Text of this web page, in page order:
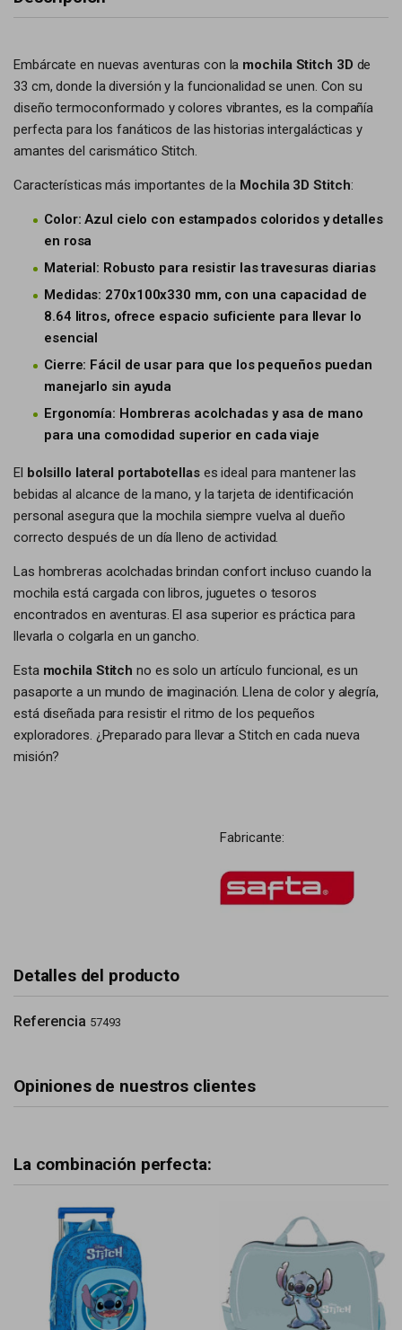
Embárcate en nuevas aventuras con la mochila Stitch 3D de
33 cm, donde la diversión y la funcionalidad se unen. Con su
diseño termoconformado y colores vibrantes, es la compañía
perfecta para los fanáticos de las historias intergalácticas y
amantes del carismático Stitch.
Características más importantes de la Mochila 3D Stitch:
Color: Azul cielo con estampados coloridos y detalles
en rosa
Material: Robusto para resistir las travesuras diarias
Medidas: 270x100x330 mm, con una capacidad de
8.64 litros, ofrece espacio suficiente para llevar lo
esencial
Cierre: Fácil de usar para que los pequeños puedan
manejarlo sin ayuda
Ergonomía: Hombreras acolchadas y asa de mano
para una comodidad superior en cada viaje
El bolsillo lateral portabotellases ideal para mantener las
bebidas al alcance de la mano, y la tarjeta de identificación
personal asegura que la mochila siempre vuelva al dueño
correcto después de un día lleno de actividad.
Las hombreras acolchadas brindan confort incluso cuando la
mochila está cargada con libros, juguetes o tesoros
encontrados en aventuras. El asa superior es práctica para
llevarla o colgarla en un gancho.
Esta mochila Stitch no es solo un artículo funcional, es un
pasaporte a un mundo de imaginación. Llena de color y alegría,
está diseñada para resistir el ritmo de los pequeños
exploradores. ¿Preparado para llevar a Stitch en cada nueva
misión?
Fabricante:
Detalles del producto
Referencia 57493
Opiniones de nuestros clientes
La combinación perfecta: